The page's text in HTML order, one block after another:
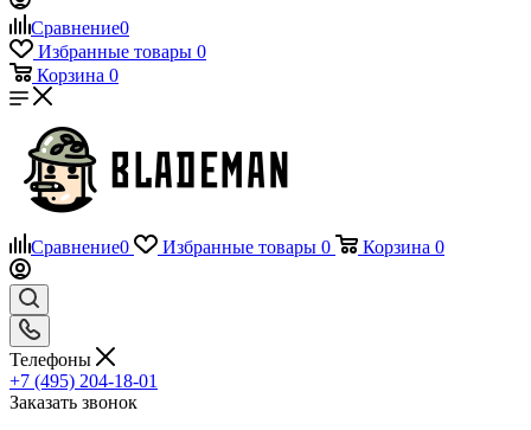
Сравнение0
Избранные товары 0
Корзина 0
Сравнение0 Избранные товары 0 Корзина 0
Телефоны
+7 (495) 204-18-01
Заказать звонок